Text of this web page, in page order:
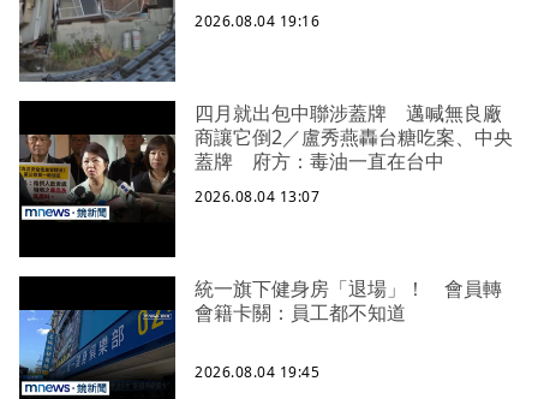
2026.08.04 19:16
四月就出包中聯涉蓋牌 邁喊無良廠
商讓它倒2／盧秀燕轟台糖吃案、中央
蓋牌 府方：毒油一直在台中
2026.08.04 13:07
統一旗下健身房「退場」！ 會員轉
會籍卡關：員工都不知道
2026.08.04 19:45